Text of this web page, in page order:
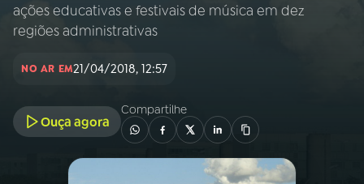
AO VIVO
01INÍCIO
02A RÁDIO
PROGRAMAÇÃO
ações educativas e festivais de música em dez
regiões administrativas
NO AR EM21/04/2018, 12:57
Ouça agora
Compartilhe